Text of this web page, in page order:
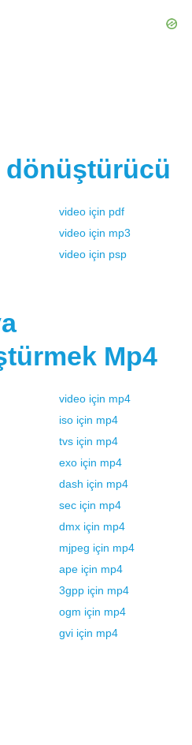
dönüştürücü
video için pdf
video için mp3
video için psp
Mp4
video için mp4
iso için mp4
tvs için mp4
exo için mp4
dash için mp4
sec için mp4
dmx için mp4
mjpeg için mp4
ape için mp4
3gpp için mp4
ogm için mp4
gvi için mp4